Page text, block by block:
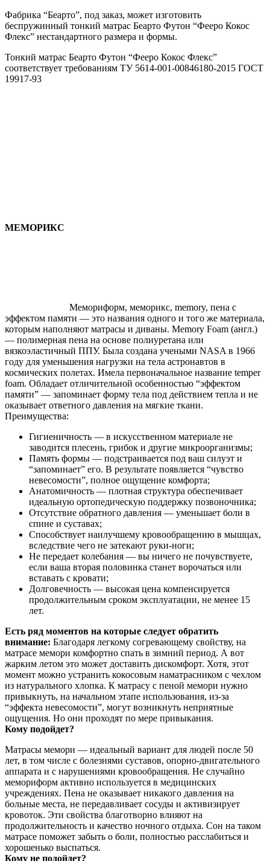
Фабрика “Беарто”, под заказ, может изготовить
беспружинный тонкий матрас Беарто Футон “Фееро Кокос
Флекс” нестандартного размера и формы.
Тонкий матрас Беарто Футон “Фееро Кокос Флекс”
соответствует требованиям ТУ 5614-001-00846180-2015 ГОСТ
19917-93
МЕМОРИКС
Мемориформ, меморикс, memory, пена с
эффектом памяти — это названия одного и того же материала,
которым наполняют матрасы и диваны. Memory Foam (англ.)
— полимерная пена на основе полиуретана или
вязкоэластичный ППУ. Была создана учеными NASA в 1966
году для уменьшения нагрузки на тела астронавтов в
космических полетах. Имела первоначальное название temper
foam. Обладает отличительной особенностью “эффектом
памяти” — запоминает форму тела под действием тепла и не
оказывает ответного давления на мягкие ткани.
Преимущества:
Гигиеничность — в искусственном материале не
заводится плесень, грибок и другие микроорганизмы;
Память формы — подстраивается под ваш силуэт и
“запоминает” его. В результате появляется “чувство
невесомости”, полное ощущение комфорта;
Анатомичность — плотная структура обеспечивает
идеальную ортопедическую поддержку позвоночника;
Отсутствие обратного давления — уменьшает боли в
спине и суставах;
Способствует наилучшему кровообращению в мышцах,
вследствие чего не затекают руки-ноги;
Не передает колебания — вы ничего не почувствуете,
если ваша вторая половинка станет ворочаться или
вставать с кровати;
Долговечность — высокая цена компенсируется
продолжительным сроком эксплуатации, не менее 15
лет.
Есть ряд моментов на которые следует обратить
внимание: Благодаря легкому согревающему свойству, на
матрасе мемори комфортно спать в зимний период. А вот
жарким летом это может доставить дискомфорт. Хотя, этот
момент можно устранить кокосовым наматрасником с чехлом
из натурального хлопка. К матрасу с пеной мемори нужно
привыкнуть, на начальном этапе использования, из-за
“эффекта невесомости”, могут возникнуть неприятные
ощущения. Но они проходят по мере привыкания.
Кому подойдет?
Матрасы мемори — идеальный вариант для людей после 50
лет, в том числе с болезнями суставов, опорно-двигательного
аппарата и с нарушениями кровообращения. Не случайно
мемориформ активно используется в медицинских
учреждениях. Пена не оказывает никакого давления на
больные места, не передавливает сосуды и активизирует
кровоток. Эти свойства благотворно влияют на
продолжительность и качество ночного отдыха. Сон на таком
матрасе поможет забыть о боли, полностью расслабиться и
хорошенько выспаться.
Кому не подойдет?